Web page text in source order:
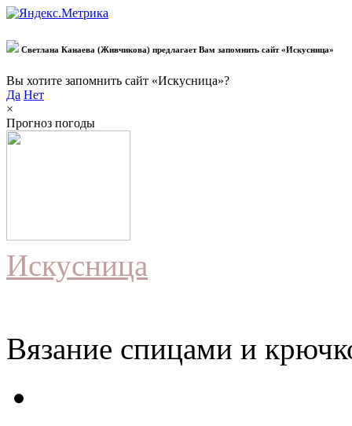
Светлана Канаева (Живчикова) предлагает Вам запомнить сайт «Искусница»
Вы хотите запомнить сайт «Искусница»?
Да Нет
×
Прогноз погоды
Искусница
Вязание спицами и